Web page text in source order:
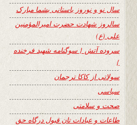
سال نو و نوروز باستانی بشما مبارک
سالروز شهادت حضرت امیرالمؤمنین
علی (ع)
سروده آتش { سوگنامه شهید فرخنده
}
سولاتی از کاکا ترجمان
سیاسی
صحت و سلامتی
طاعات و عبادات تان قبول درگاه حق